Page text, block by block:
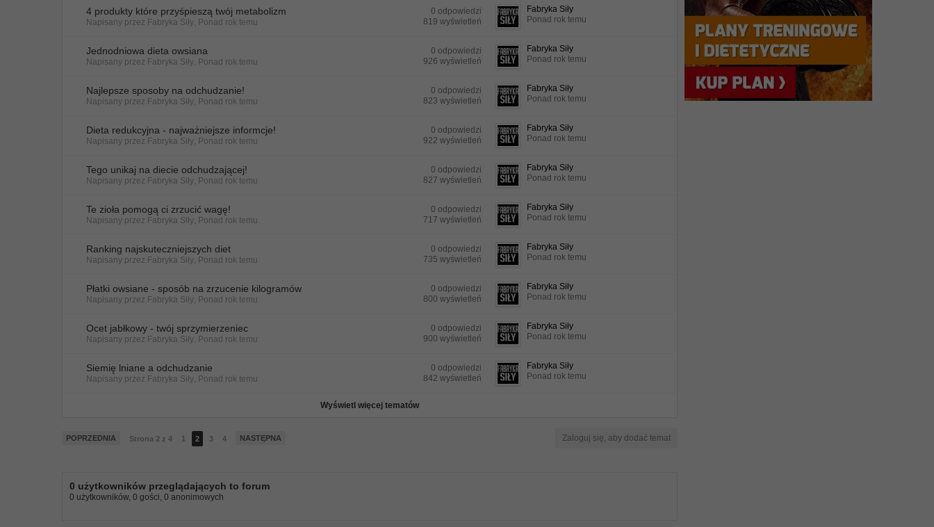
4 produkty które przyśpieszą twój metabolizm
Napisany przez Fabryka Siły, Ponad rok temu
0 odpowiedzi
819 wyświetleń
Fabryka Siły
Ponad rok temu
Jednodniowa dieta owsiana
Napisany przez Fabryka Siły, Ponad rok temu
0 odpowiedzi
926 wyświetleń
Fabryka Siły
Ponad rok temu
Najlepsze sposoby na odchudzanie!
Napisany przez Fabryka Siły, Ponad rok temu
0 odpowiedzi
823 wyświetleń
Fabryka Siły
Ponad rok temu
Dieta redukcyjna - najważniejsze informcje!
Napisany przez Fabryka Siły, Ponad rok temu
0 odpowiedzi
922 wyświetleń
Fabryka Siły
Ponad rok temu
Tego unikaj na diecie odchudzającej!
Napisany przez Fabryka Siły, Ponad rok temu
0 odpowiedzi
827 wyświetleń
Fabryka Siły
Ponad rok temu
Te zioła pomogą ci zrzucić wagę!
Napisany przez Fabryka Siły, Ponad rok temu
0 odpowiedzi
717 wyświetleń
Fabryka Siły
Ponad rok temu
Ranking najskuteczniejszych diet
Napisany przez Fabryka Siły, Ponad rok temu
0 odpowiedzi
735 wyświetleń
Fabryka Siły
Ponad rok temu
Płatki owsiane - sposób na zrzucenie kilogramów
Napisany przez Fabryka Siły, Ponad rok temu
0 odpowiedzi
800 wyświetleń
Fabryka Siły
Ponad rok temu
Ocet jabłkowy - twój sprzymierzeniec
Napisany przez Fabryka Siły, Ponad rok temu
0 odpowiedzi
900 wyświetleń
Fabryka Siły
Ponad rok temu
Siemię lniane a odchudzanie
Napisany przez Fabryka Siły, Ponad rok temu
0 odpowiedzi
842 wyświetleń
Fabryka Siły
Ponad rok temu
Wyświetl więcej tematów
POPRZEDNIA Strona 2 z 4 1 2 3 4 NASTĘPNA Zaloguj się, aby dodać temat
0 użytkowników przeglądających to forum
0 użytkowników, 0 gości, 0 anonimowych